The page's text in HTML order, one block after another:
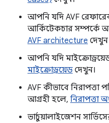
আপনি যদি AVF
আর্কিটেকচার সম্পর্কে
AVF architecture
আপনি যদি
মাইক্রোড্রয়েড দেখুন।
AVF কীভাবে নিরাপত্তা
আগ্রহী হলে, নিরাপত্তা
ভার্চুয়ালাইজেশন